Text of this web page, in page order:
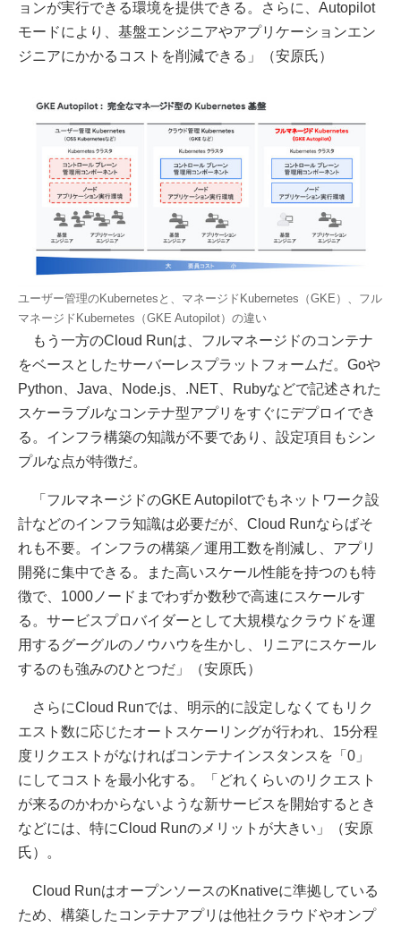
ョンが実行できる環境を提供できる。さらに、Autopilot
モードにより、基盤エンジニアやアプリケーションエン
ジニアにかかるコストを削減できる」（安原氏）
ユーザー管理のKubernetesと、マネージドKubernetes（GKE）、フル
マネージドKubernetes（GKE Autopilot）の違い
もう一方のCloud Runは、フルマネージドのコンテナ
をベースとしたサーバーレスプラットフォームだ。Goや
Python、Java、Node.js、.NET、Rubyなどで記述された
スケーラブルなコンテナ型アプリをすぐにデプロイでき
る。インフラ構築の知識が不要であり、設定項目もシン
プルな点が特徴だ。
「フルマネージドのGKE Autopilotでもネットワーク設
計などのインフラ知識は必要だが、Cloud Runならばそ
れも不要。インフラの構築／運用工数を削減し、アプリ
開発に集中できる。また高いスケール性能を持つのも特
徴で、1000ノードまでわずか数秒で高速にスケールす
る。サービスプロバイダーとして大規模なクラウドを運
用するグーグルのノウハウを生かし、リニアにスケール
するのも強みのひとつだ」（安原氏）
さらにCloud Runでは、明示的に設定しなくてもリク
エスト数に応じたオートスケーリングが行われ、15分程
度リクエストがなければコンテナインスタンスを「0」
にしてコストを最小化する。「どれくらいのリクエスト
が来るのかわからないような新サービスを開始するとき
などには、特にCloud Runのメリットが大きい」（安原
氏）。
Cloud RunはオープンソースのKnativeに準拠している
ため、構築したコンテナアプリは他社クラウドやオンプ